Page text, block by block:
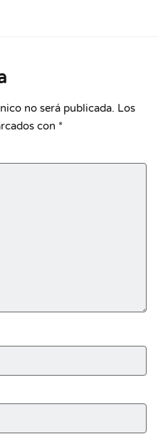
no será publicada. Los
con *